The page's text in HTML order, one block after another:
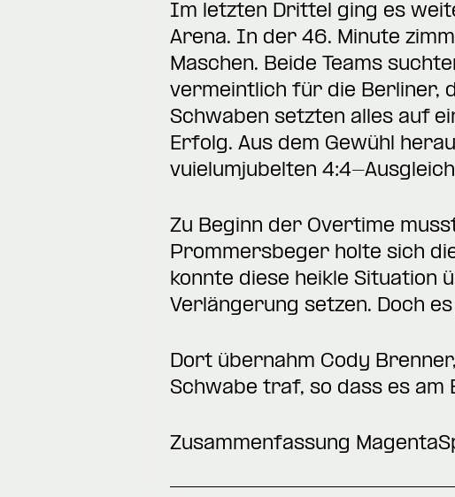
Im letzten Drittel ging es
Arena. In der 46. Minute
Maschen. Beide Teams
vermeintlich für die Berliner,
Schwaben setzten alles auf
Erfolg. Aus dem Gewühl
vuielumjubelten 4:4-
Zu Beginn der Overtime
Prommersbeger holte sich
konnte diese heikle Situation
Verlängerung setzen. Doch
Dort übernahm Cody
Schwabe traf, so dass es am
Zusammenfassung